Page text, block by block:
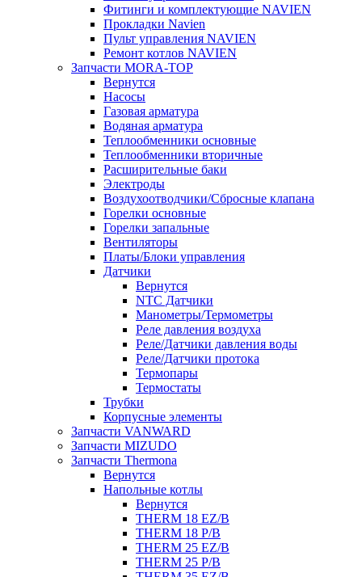
Фитинги и комплектующие NAVIEN
Прокладки Navien
Пульт управления NAVIEN
Ремонт котлов NAVIEN
Запчасти MORA-TOP
Вернутся
Насосы
Газовая арматура
Водяная арматура
Теплообменники основные
Теплообменники вторичные
Расширительные баки
Электроды
Воздухоотводчики/Сбросные клапана
Горелки основные
Горелки запальные
Вентиляторы
Платы/Блоки управления
Датчики
Вернутся
NTC Датчики
Манометры/Термометры
Реле давления воздуха
Реле/Датчики давления воды
Реле/Датчики протока
Термопары
Термостаты
Трубки
Корпусные элементы
Запчасти VANWARD
Запчасти MIZUDO
Запчасти Thermona
Вернутся
Напольные котлы
Вернутся
THERM 18 EZ/B
THERM 18 P/B
THERM 25 EZ/B
THERM 25 P/B